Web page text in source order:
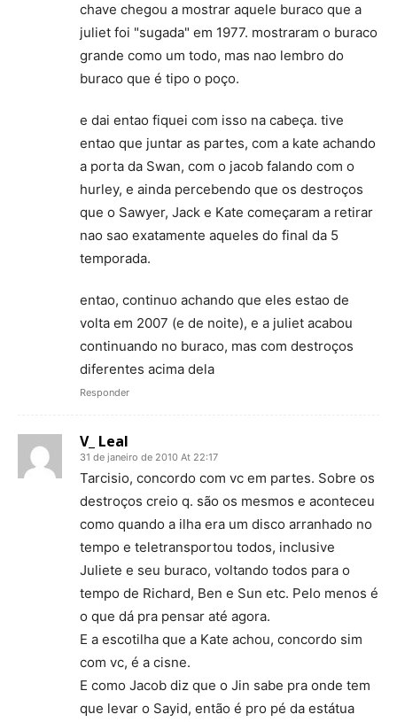
chave chegou a mostrar aquele buraco que a
juliet foi "sugada" em 1977. mostraram o buraco
grande como um todo, mas nao lembro do
buraco que é tipo o poço.
e dai entao fiquei com isso na cabeça. tive
entao que juntar as partes, com a kate achando
a porta da Swan, com o jacob falando com o
hurley, e ainda percebendo que os destroços
que o Sawyer, Jack e Kate começaram a retirar
nao sao exatamente aqueles do final da 5
temporada.
entao, continuo achando que eles estao de
volta em 2007 (e de noite), e a juliet acabou
continuando no buraco, mas com destroços
diferentes acima dela
Responder
V_ Leal
31 de janeiro de 2010 At 22:17
Tarcisio, concordo com vc em partes. Sobre os
destroços creio q. são os mesmos e aconteceu
como quando a ilha era um disco arranhado no
tempo e teletransportou todos, inclusive
Juliete e seu buraco, voltando todos para o
tempo de Richard, Ben e Sun etc. Pelo menos é
o que dá pra pensar até agora.
E a escotilha que a Kate achou, concordo sim
com vc, é a cisne.
E como Jacob diz que o Jin sabe pra onde tem
que levar o Sayid, então é pro pé da estátua